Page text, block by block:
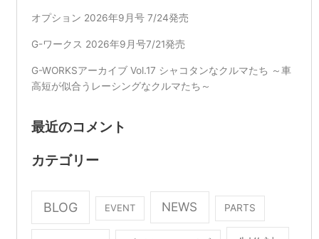
オプション 2026年9月号 7/24発売
G-ワークス 2026年9月号7/21発売
G-WORKSアーカイブ Vol.17 シャコタンなクルマたち ～車
高短が似合うレーシングなクルマたち～
最近のコメント
カテゴリー
BLOG EVENT NEWS PARTS